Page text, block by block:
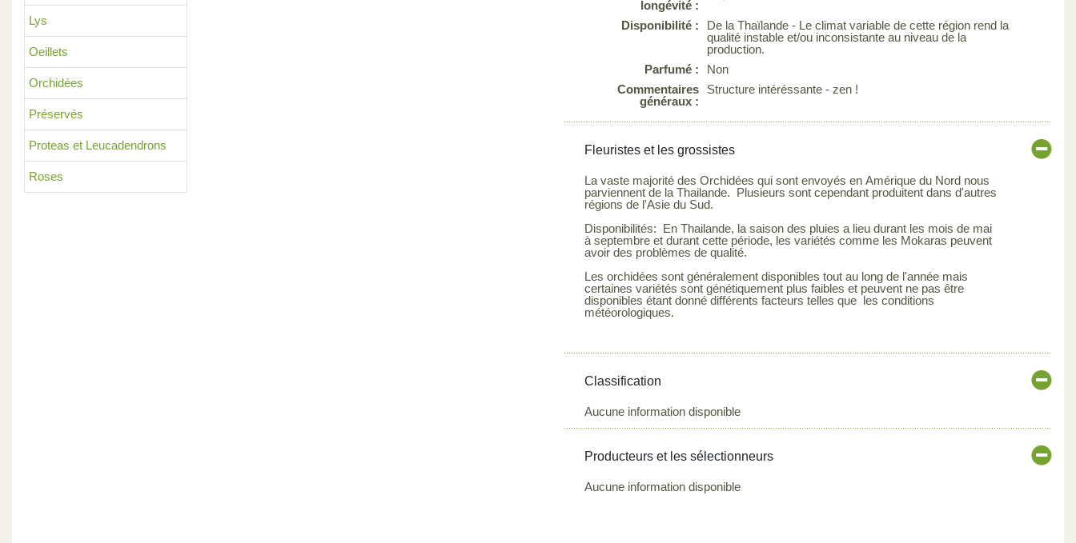
Lys
Oeillets
Orchidées
Préservés
Proteas et Leucadendrons
Roses
longévité :
Disponibilité :
De la Thaïlande - Le climat variable de cette région rend la
qualité instable et/ou inconsistante au niveau de la
production.
Parfumé :
Non
Commentaires
généraux :
Structure intéréssante - zen !
Fleuristes et les grossistes
La vaste majorité des Orchidées qui sont envoyés en Amérique du Nord nous
parviennent de la Thailande. Plusieurs sont cependant produitent dans d'autres
régions de l'Asie du Sud.
Disponibilités: En Thailande, la saison des pluies a lieu durant les mois de mai
à septembre et durant cette période, les variétés comme les Mokaras peuvent
avoir des problèmes de qualité.
Les orchidées sont généralement disponibles tout au long de l'année mais
certaines variétés sont génétiquement plus faibles et peuvent ne pas être
disponibles étant donné différents facteurs telles que les conditions
météorologiques.
Classification
Aucune information disponible
Producteurs et les sélectionneurs
Aucune information disponible